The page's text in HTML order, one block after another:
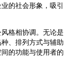
的社会形象，吸引
格相协调。无论是
、排列方式与辅助
的功能与使用者的